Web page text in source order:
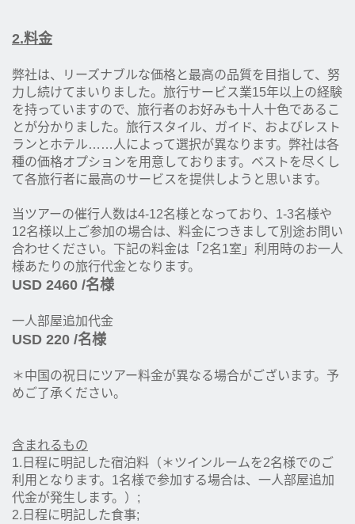
2.料金
弊社は、リーズナブルな価格と最高の品質を目指して、努
力し続けてまいりました。旅行サービス業15年以上の経験
を持っていますので、旅行者のお好みも十人十色であるこ
とが分かりました。旅行スタイル、ガイド、およびレスト
ランとホテル……人によって選択が異なります。弊社は各
種の価格オプションを用意しております。ベストを尽くし
て各旅行者に最高のサービスを提供しようと思います。
当ツアーの催行人数は4‐12名様となっており、1-3名様や
12名様以上ご参加の場合は、料金につきまして別途お問い
合わせください。下記の料金は「2名1室」利用時のお一人
様あたりの旅行代金となります。
USD 2460 /名様
一人部屋追加代金
USD 220 /名様
＊中国の祝日にツアー料金が異なる場合がございます。予
めご了承ください。
含まれるもの
1.日程に明記した宿泊料（＊ツインルームを2名様でのご
利用となります。1名様で参加する場合は、一人部屋追加
代金が発生します。）;
2.日程に明記した食事;